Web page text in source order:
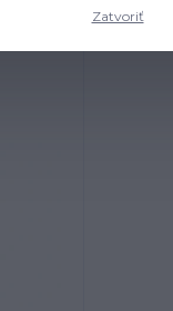
Zatvoriť